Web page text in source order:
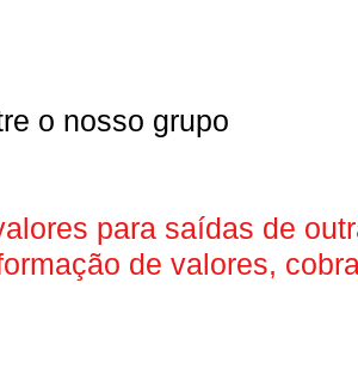
o nosso grupo
para saídas de
de valores,